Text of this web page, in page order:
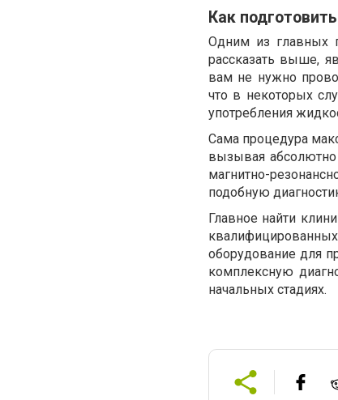
Как
Одним из главных
рассказать выше,
вам не нужно
что в некоторых
употребления
Сама процедура
вызывая абсолютно
магнитно-
подобную
Главное найти
оборудование для
комплексную
начальных стадиях.